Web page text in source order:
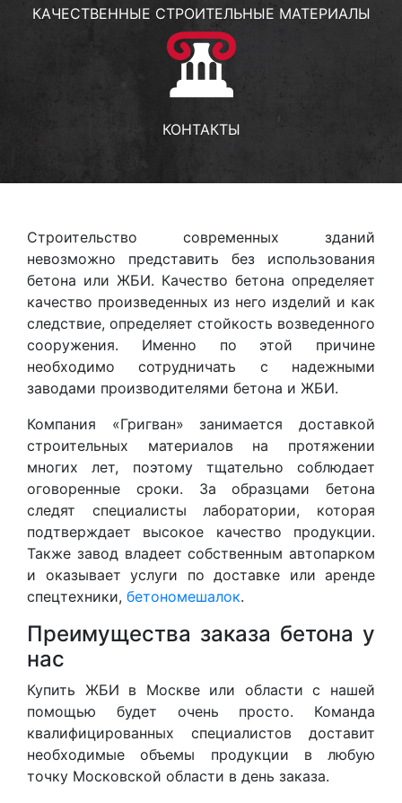
КАЧЕСТВЕННЫЕ СТРОИТЕЛЬНЫЕ МАТЕРИАЛЫ
КОНТАКТЫ
Строительство современных зданий
невозможно представить без использования
бетона или ЖБИ. Качество бетона определяет
качество произведенных из него изделий и как
следствие, определяет стойкость возведенного
сооружения. Именно по этой причине
необходимо сотрудничать с надежными
заводами производителями бетона и ЖБИ.
Компания «Григван» занимается доставкой
строительных материалов на протяжении
многих лет, поэтому тщательно соблюдает
оговоренные сроки. За образцами бетона
следят специалисты лаборатории, которая
подтверждает высокое качество продукции.
Также завод владеет собственным автопарком
и оказывает услуги по доставке или аренде
спецтехники, бетономешалок.
Преимущества заказа бетона у
нас
Купить ЖБИ в Москве или области с нашей
помощью будет очень просто. Команда
квалифицированных специалистов доставит
необходимые объемы продукции в любую
точку Московской области в день заказа.